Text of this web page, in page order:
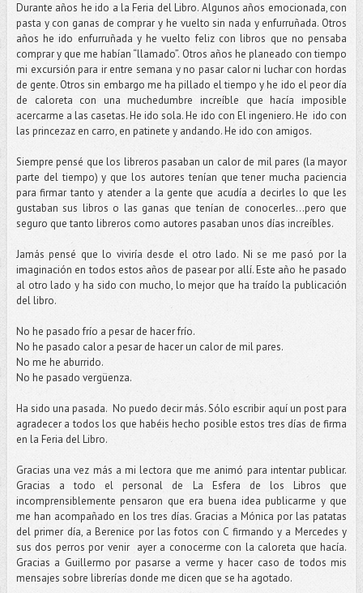
Durante años he ido a la Feria del Libro. Algunos años emocionada, con
pasta y con ganas de comprar y he vuelto sin nada y enfurruñada. Otros
años he ido enfurruñada y he vuelto feliz con libros que no pensaba
comprar y que me habían “llamado”. Otros años he planeado con tiempo
mi excursión para ir entre semana y no pasar calor ni luchar con hordas
de gente. Otros sin embargo me ha pillado el tiempo y he ido el peor día
de caloreta con una muchedumbre increíble que hacía imposible
acercarme a las casetas. He ido sola. He ido con El ingeniero. He ido con
las princezaz en carro, en patinete y andando. He ido con amigos.
Siempre pensé que los libreros pasaban un calor de mil pares (la mayor
parte del tiempo) y que los autores tenían que tener mucha paciencia
para firmar tanto y atender a la gente que acudía a decirles lo que les
gustaban sus libros o las ganas que tenían de conocerles…pero que
seguro que tanto libreros como autores pasaban unos días increíbles.
Jamás pensé que lo viviría desde el otro lado. Ni se me pasó por la
imaginación en todos estos años de pasear por allí. Este año he pasado
al otro lado y ha sido con mucho, lo mejor que ha traído la publicación
del libro.
No he pasado frío a pesar de hacer frío.
No he pasado calor a pesar de hacer un calor de mil pares.
No me he aburrido.
No he pasado vergüenza.
Ha sido una pasada. No puedo decir más. Sólo escribir aquí un post para
agradecer a todos los que habéis hecho posible estos tres días de firma
en la Feria del Libro.
Gracias una vez más a mi lectora que me animó para intentar publicar.
Gracias a todo el personal de La Esfera de los Libros que
incomprensiblemente pensaron que era buena idea publicarme y que
me han acompañado en los tres días. Gracias a Mónica por las patatas
del primer día, a Berenice por las fotos con C firmando y a Mercedes y
sus dos perros por venir ayer a conocerme con la caloreta que hacía.
Gracias a Guillermo por pasarse a verme y hacer caso de todos mis
mensajes sobre librerías donde me dicen que se ha agotado.